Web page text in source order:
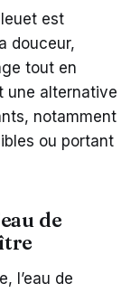
est
douceur,
tout en
une alternative
notamment
ou portant
de
l’eau de